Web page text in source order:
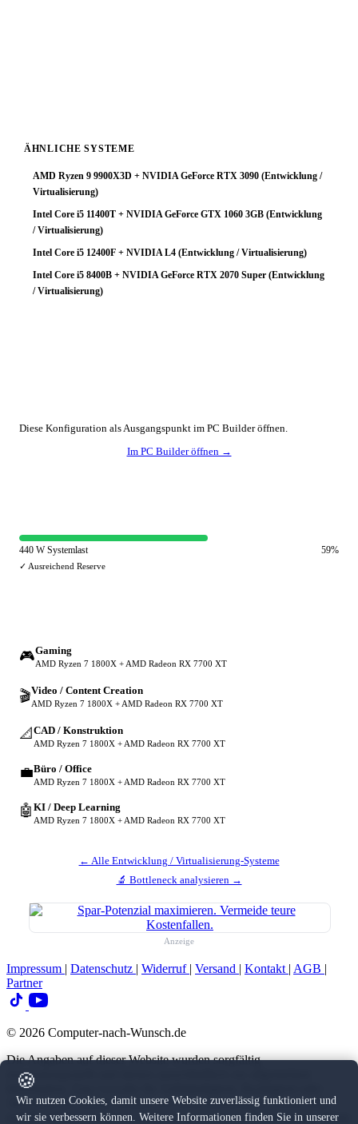
🍪
Wir nutzen Cookies, damit unsere Website zuverlässig funktioniert und
wir sie verbessern können. Weitere Informationen finden Sie in unserer
ÄHNLICHE SYSTEME
AMD Ryzen 9 9900X3D + NVIDIA GeForce RTX 3090 (Entwicklung /
Virtualisierung)
Intel Core i5 11400T + NVIDIA GeForce GTX 1060 3GB (Entwicklung
/ Virtualisierung)
Intel Core i5 12400F + NVIDIA L4 (Entwicklung / Virtualisierung)
Intel Core i5 8400B + NVIDIA GeForce RTX 2070 Super (Entwicklung
/ Virtualisierung)
Diese Konfiguration als Ausgangspunkt im PC Builder öffnen.
Im PC Builder öffnen →
440 W Systemlast 59%
✓ Ausreichend Reserve
🎮Gaming
AMD Ryzen 7 1800X + AMD Radeon RX 7700 XT
🎬Video / Content Creation
AMD Ryzen 7 1800X + AMD Radeon RX 7700 XT
📐 CAD / Konstruktion
AMD Ryzen 7 1800X + AMD Radeon RX 7700 XT
💼Büro / Office
AMD Ryzen 7 1800X + AMD Radeon RX 7700 XT
🤖 KI / Deep Learning
AMD Ryzen 7 1800X + AMD Radeon RX 7700 XT
← Alle Entwicklung / Virtualisierung-Systeme
🔬 Bottleneck analysieren →
Anzeige
Impressum | Datenschutz | Widerruf | Versand | Kontakt | AGB |
Partner
© 2026 Computer-nach-Wunsch.de
Die Angaben auf dieser Website wurden sorgfältig
zusammengestellt und dienen ausschließlich zur allgemeinen
Information. Eine Gewähr für Vollständigkeit, Richtigkeit oder
Aktualität der Inhalte können wir nicht übernehmen. Diese Seite
enthält Affiliate-Links zu Amazon und weiteren Partnerseiten. Wenn